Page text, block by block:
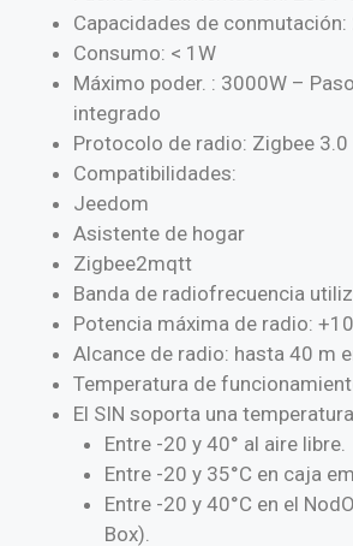
Capacidades de
Consumo: < 1W
Máximo poder. : 3000W –
integrado
Protocolo de radio: Zigbee 3.0
Compatibilidades:
Jeedom
Asistente de hogar
Zigbee2mqtt
Banda de radiofrecuencia
Potencia máxima de radio:
Alcance de radio: hasta 40 m
Temperatura de
El SIN soporta una
Entre -20 y 40° al aire libre.
Entre -20 y 35°C en caja
Entre -20 y 40°C en el
Box).